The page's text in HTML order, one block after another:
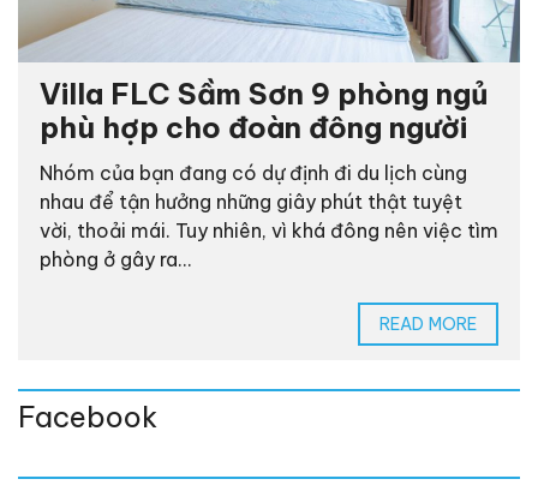
Villa FLC Sầm Sơn 9 phòng ngủ
phù hợp cho đoàn đông người
Nhóm của bạn đang có dự định đi du lịch cùng
nhau để tận hưởng những giây phút thật tuyệt
vời, thoải mái. Tuy nhiên, vì khá đông nên việc tìm
phòng ở gây ra...
READ MORE
Facebook